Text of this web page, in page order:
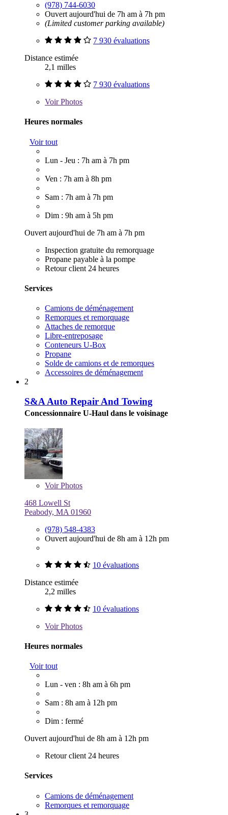
(978) 744-6030
Ouvert aujourd'hui de 7h am à 7h pm
(Limited customer parking available)
7 930 évaluations
Distance estimée
2,1 milles
7 930 évaluations
VoirPhotos
Heures normales
Voir tout
Lun - Jeu : 7h am à 7h pm
Ven : 7h am à 8h pm
Sam : 7h am à 7h pm
Dim : 9h am à 5h pm
Ouvert aujourd'hui de 7h am à 7h pm
Inspection gratuite du remorquage
Propane payable à la pompe
Retour client 24 heures
Services
Camions de déménagement
Remorques et remorquage
Attaches de remorque
Libre-entreposage
Conteneurs U-Box
Propane
Solde de camions et de remorques
Accessoires de déménagement
2
S&A Auto Repair And Towing
Concessionnaire U-Haul dans le voisinage
VoirPhotos
468 Lowell St
Peabody, MA 01960
(978) 548-4383
Ouvert aujourd'hui de 8h am à 12h pm
10 évaluations
Distance estimée
2,2 milles
10 évaluations
VoirPhotos
Heures normales
Voir tout
Lun - ven : 8h am à 6h pm
Sam : 8h am à 12h pm
Dim : fermé
Ouvert aujourd'hui de 8h am à 12h pm
Retour client 24 heures
Services
Camions de déménagement
Remorques et remorquage